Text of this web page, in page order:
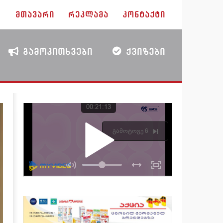
ᲛᲗᲐᲕᲐᲠᲘ ᲠᲔᲙᲚᲐᲛᲐ ᲙᲝᲜᲢᲐᲥᲢᲘ
ᲒᲐᲛᲝᲙᲘᲗᲮᲕᲔᲑᲘ ᲥᲕᲘᲖᲔᲑᲘ